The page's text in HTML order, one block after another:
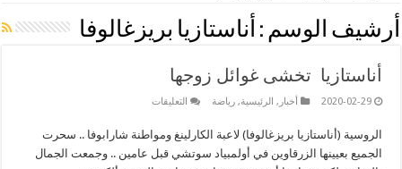
أرشيف الوسم : أناستازيا بريزغالوفا
أناستازيا تخشى غوائل زوجها
2020-02-29 أخبار , الرئيسية,رياضة التعليقات
غوائل
زوجها
مغلقة
الروسية (أناستازيا بريزغالوفا) لاعبة الكارلينغ ومواطنة شارابوفا .. سحرت
الجميع بعيينها الزرقاوين في أولمبياد سوتشي قبل عامين .. وجمعت الجمال